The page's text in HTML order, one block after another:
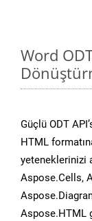
Word
Güçlü ODT
HTML
yeteneklerinizi
Aspose.Cells,
Aspose.HTML